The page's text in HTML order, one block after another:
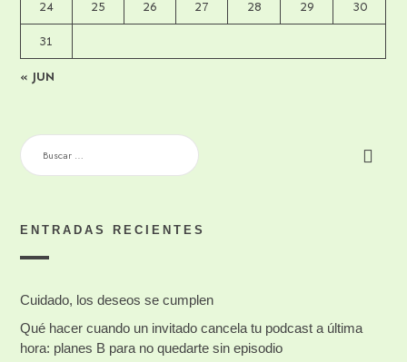
24 25 26 27 28 29 30
31
« JUN
BUSCAR:
ENTRADAS RECIENTES
Cuidado, los deseos se cumplen
Qué hacer cuando un invitado cancela tu podcast a última
hora: planes B para no quedarte sin episodio